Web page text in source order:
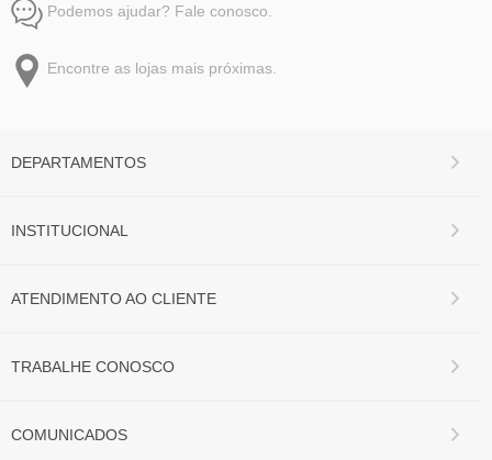
Podemos ajudar? Fale conosco.
Encontre as lojas mais próximas.
DEPARTAMENTOS
INSTITUCIONAL
ATENDIMENTO AO CLIENTE
TRABALHE CONOSCO
COMUNICADOS